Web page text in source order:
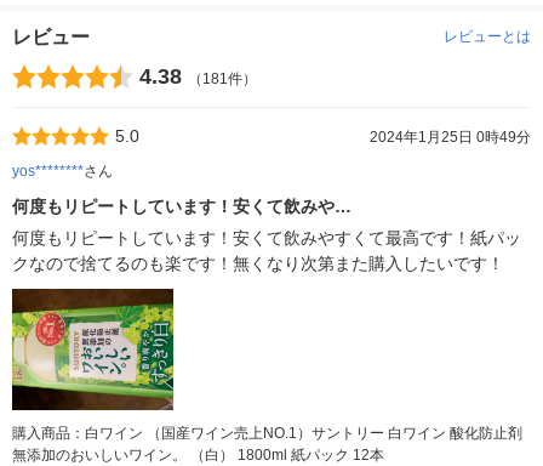
レビュー レビューとは
4.38 （181件）
5.0
2024年1月25日 0時49分
yos********さん
何度もリピートしています！安くて飲みや…
何度もリピートしています！安くて飲みやすくて最高です！紙パッ
クなので捨てるのも楽です！無くなり次第また購入したいです！
購入商品：白ワイン （国産ワイン売上NO.1）サントリー 白ワイン 酸化防止剤
無添加のおいしいワイン。 （白） 1800ml 紙パック 12本